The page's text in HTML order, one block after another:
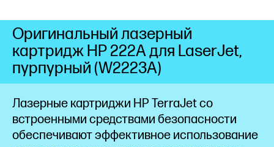
Лазерные картриджи HP TerraJet со
встроенными средствами безопасности
обеспечивают эффективное использование
Оригинальный лазерный
картридж HP 222A для LaserJet,
пурпурный (W2223A)